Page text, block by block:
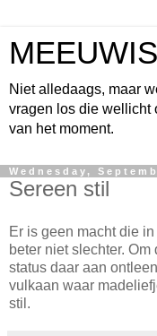
Niet alledaags, maar
vragen los die wellicht
van het moment.
Wednesday,
Sereen stil
Er is geen macht die
beter niet slechter.
status daar aan
vulkaan waar
stil.